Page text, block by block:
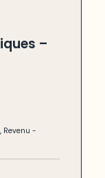
–
, Revenu -